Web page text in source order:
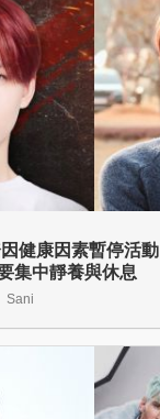
健康因素暫停活
集中靜養與休息
Sani